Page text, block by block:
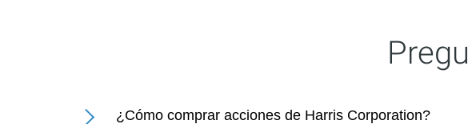
¿Cómo comprar acciones de Harris Corporation?